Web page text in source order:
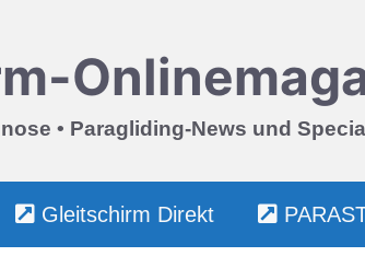
• Paragliding-News und
Gleitschirm Direkt